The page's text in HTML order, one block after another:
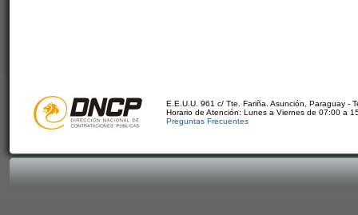
E.E.U.U. 961 c/ Tte. Fariña. Asunción, Paraguay -
Horario de Atención: Lunes a Viernes de 07:00 a
Preguntas Frecuentes